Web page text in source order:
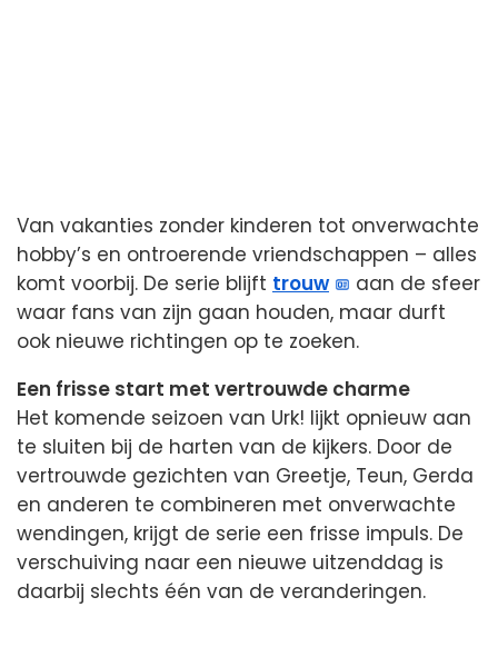
Van vakanties zonder kinderen tot onverwachte
hobby’s en ontroerende vriendschappen – alles
komt voorbij. De serie blijft trouw
aan de sfeer
waar fans van zijn gaan houden, maar durft
ook nieuwe richtingen op te zoeken.
Een frisse start met vertrouwde charme
Het komende seizoen van Urk! lijkt opnieuw aan
te sluiten bij de harten van de kijkers. Door de
vertrouwde gezichten van Greetje, Teun, Gerda
en anderen te combineren met onverwachte
wendingen, krijgt de serie een frisse impuls. De
verschuiving naar een nieuwe uitzenddag is
daarbij slechts één van de veranderingen.